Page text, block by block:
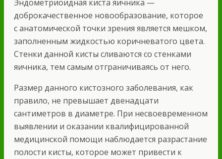
Эндометриоидная киста яичника —
доброкачественное новообразование, которое
с анатомической точки зрения является мешком,
заполненным жидкостью коричневатого цвета.
Стенки данной кисты сливаются со стенками
яичника, тем самым отграничиваясь от него.
Размер данного кистозного заболевания, как
правило, не превышает двенадцати
сантиметров в диаметре. При несвоевременном
выявлении и оказании квалифицированной
медицинской помощи наблюдается разрастание
полости кисты, которое может привести к